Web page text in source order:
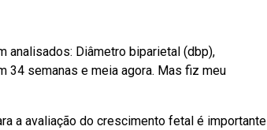
analisados: Diâmetro biparietal (dbp),
34 semanas e meia agora. Mas fiz meu
a avaliação do crescimento fetal é importante